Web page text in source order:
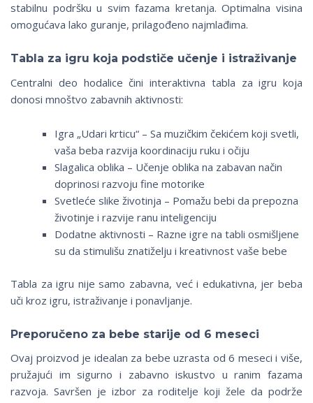
stabilnu podršku u svim fazama kretanja. Optimalna visina
omogućava lako guranje, prilagođeno najmlađima.
Tabla za igru koja podstiče učenje i istraživanje
Centralni deo hodalice čini interaktivna tabla za igru koja
donosi mnoštvo zabavnih aktivnosti:
Igra „Udari krticu“ – Sa muzičkim čekićem koji svetli,
vaša beba razvija koordinaciju ruku i očiju
Slagalica oblika – Učenje oblika na zabavan način
doprinosi razvoju fine motorike
Svetleće slike životinja – Pomažu bebi da prepozna
životinje i razvije ranu inteligenciju
Dodatne aktivnosti – Razne igre na tabli osmišljene
su da stimulišu znatiželju i kreativnost vaše bebe
Tabla za igru nije samo zabavna, već i edukativna, jer beba
uči kroz igru, istraživanje i ponavljanje.
Preporučeno za bebe starije od 6 meseci
Ovaj proizvod je idealan za bebe uzrasta od 6 meseci i više,
pružajući im sigurno i zabavno iskustvo u ranim fazama
razvoja. Savršen je izbor za roditelje koji žele da podrže